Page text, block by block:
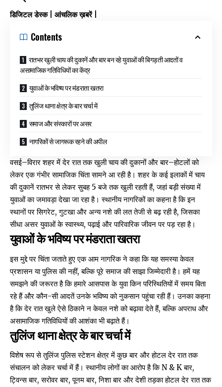
डिजिटल डेस्क | आंचलिक ख़बरें |
Contents
रातभर खुली चाय की दुकानें और बार बन रहे युवाओं की बिगड़ती आदतों व
असामाजिक गतिविधियों का केंद्र
युवाओं के भविष्य पर मंडराता खतरा
तुलिंज थाना क्षेत्र के बार चर्चा में
समाज और संस्कारों पर असर
नागरिकों से जागरूक रहने की अपील
वसई–विरार शहर में देर रात तक खुली चाय की दुकानों और बार–होटलों को
लेकर एक गंभीर सामाजिक चिंता सामने आ रही है। शहर के कई इलाकों में चाय
की दुकानें रातभर से लेकर सुबह 5 बजे तक खुली रहती हैं, जहां बड़ी संख्या में
युवाओं का जमावड़ा देखा जा रहा है। स्थानीय नागरिकों का कहना है कि इन
स्थानों पर सिगरेट, गुटखा और अन्य नशे की लत तेजी से बढ़ रही है, जिसका
सीधा असर युवाओं के स्वास्थ्य, पढ़ाई और पारिवारिक जीवन पर पड़ रहा है।
युवाओं के भविष्य पर मंडराता खतरा
इस मुद्दे पर चिंता जताते हुए एक आम नागरिक ने कहा कि यह समस्या केवल
प्रशासन या पुलिस की नहीं, बल्कि पूरे समाज की साझा जिम्मेदारी है। हमें यह
समझने की जरूरत है कि हमारे आसपास के युवा किन परिस्थितियों में समय बिता
रहे हैं और कौन-सी आदतें उनके भविष्य को नुकसान पहुंचा रही हैं। उनका कहना
है कि देर रात खुले ऐसे ठिकाने न केवल नशे को बढ़ावा देते हैं, बल्कि अपराध और
असामाजिक गतिविधियों की आशंका भी बढ़ाते हैं।
तुलिंज थाना क्षेत्र के बार चर्चा में
विशेष रूप से तुलिंज पुलिस स्टेशन क्षेत्र में कुछ बार और होटल देर रात तक
संचालन को लेकर चर्चा में हैं। स्थानीय लोगों का आरोप है कि N & K बार,
ट्विन्स बार, सरोवर बार, पूनम बार, निशा बार और देशी तड़का होटल देर रात तक